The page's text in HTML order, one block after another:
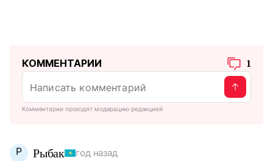
КОММЕНТАРИИ 1
Комментарии проходят модерацию редакцией
Р Рыбак год назад